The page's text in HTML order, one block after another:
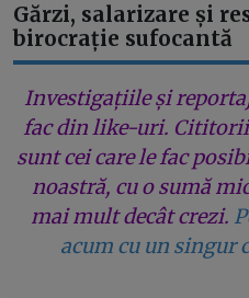
Gărzi, salarizare și
birocrație sufocantă
Investigațiile și
fac din like-uri.
sunt cei care le fac
noastră, cu o sumă
mai mult decât crezi.
acum cu un